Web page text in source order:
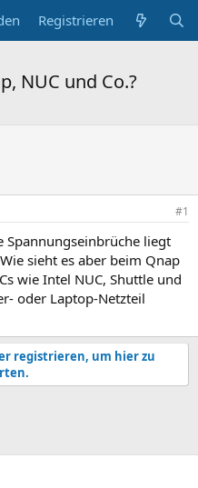
Registrieren
NUC und Co.?
#1
Spannungseinbrüche liegt
sieht es aber beim Qnap
wie Intel NUC, Shuttle und
oder Laptop-Netzteil
registrieren, um hier zu